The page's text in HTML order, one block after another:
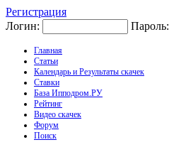
Регистрация
Логин:
Пароль:
Главная
Статьи
Календарь и Результаты скачек
Ставки
База Ипподром.РУ
Рейтинг
Видео скачек
Форум
Поиск